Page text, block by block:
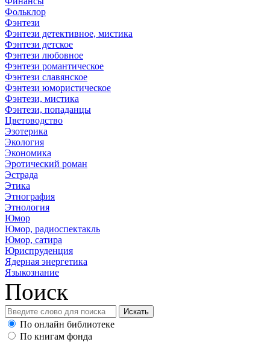
Фольклор
Фэнтези
Фэнтези детективное, мистика
Фэнтези детское
Фэнтези любовное
Фэнтези романтическое
Фэнтези славянское
Фэнтези юмористическое
Фэнтези, мистика
Фэнтези, попаданцы
Цветоводство
Эзотерика
Экология
Экономика
Эротический роман
Эстрада
Этика
Этнография
Этнология
Юмор
Юмор, радиоспектакль
Юмор, сатира
Юриспруденция
Ядерная энергетика
Языкознание
Поиск
По онлайн библиотеке
По книгам фонда